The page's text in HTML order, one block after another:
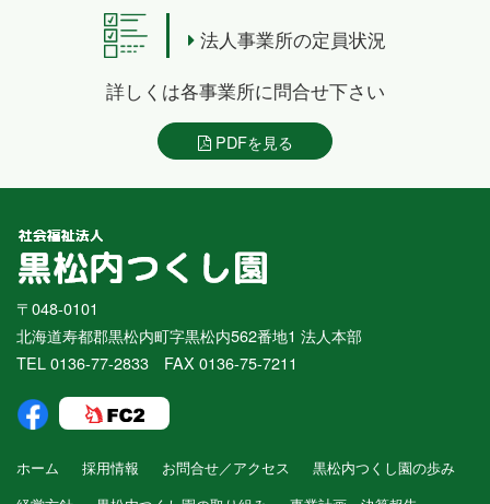
法人事業所の定員状況
詳しくは各事業所に問合せ下さい
PDFを見る
〒048-0101
北海道寿都郡黒松内町字黒松内562番地1 法人本部
TEL 0136-77-2833 FAX 0136-75-7211
ホーム 採用情報 お問合せ／アクセス
黒松内つくし園の歩み